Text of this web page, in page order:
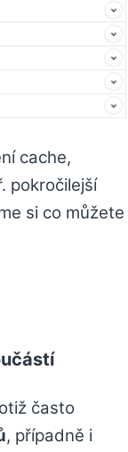
cache,
pokročilejší
si co můžete
často
, případně i